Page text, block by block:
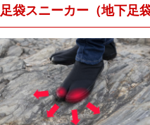
足袋スニーカー（地下足